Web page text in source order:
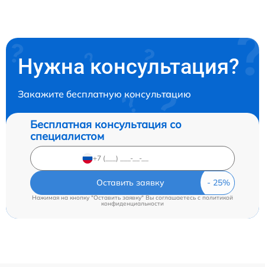
Нужна консультация?
Закажите бесплатную консультацию
Бесплатная консультация со
специалистом
Оставить заявку
Нажимая на кнопку "Оставить заявку" Вы соглашаетесь cполитикой
конфиденциальности